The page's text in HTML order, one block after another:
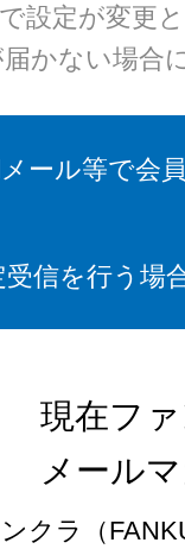
設定が変更
かない場合
ール等で会
受信を行う場
現在フ
メール
クラ（